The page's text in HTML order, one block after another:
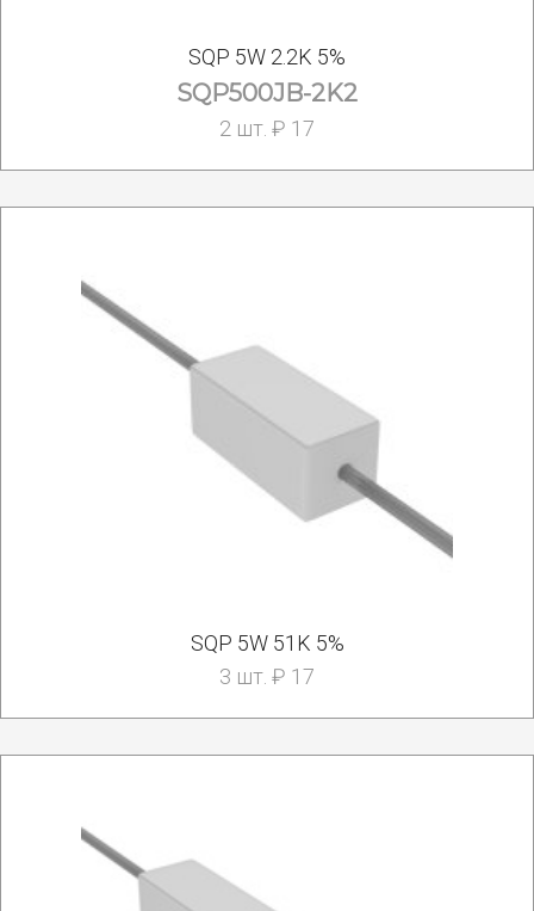
SQP 5W 2.2K 5%
SQP500JB-2K2
2 шт. ₽ 17
SQP 5W 51K 5%
3 шт. ₽ 17